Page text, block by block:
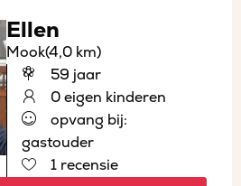
Ellen
Mook(4,0 km)
59 jaar
0 eigen kinderen
opvang bij:
gastouder
1 recensie